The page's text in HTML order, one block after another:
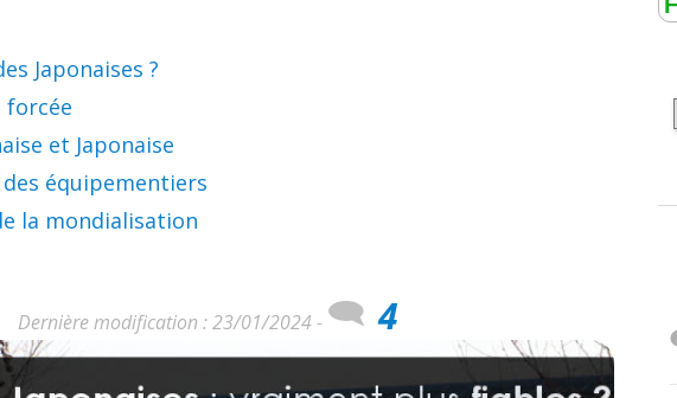
Japonaises ?
forcée
et Japonaise
équipementiers
la mondialisation
Dernière modification : 23/01/2024 - 4